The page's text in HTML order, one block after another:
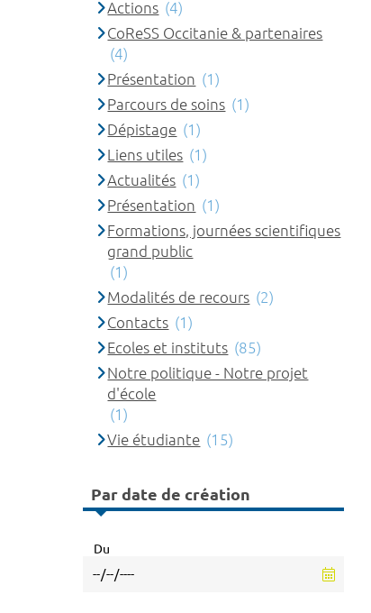
Actions (4)
CoReSS Occitanie & partenaires
(4)
Présentation (1)
Parcours de soins (1)
Dépistage (1)
Liens utiles (1)
Actualités (1)
Présentation (1)
Formations, journées scientifiques
grand public
(1)
Modalités de recours (2)
Contacts (1)
Ecoles et instituts (85)
Notre politique - Notre projet
d'école
(1)
Vie étudiante (15)
Par date de création
Du